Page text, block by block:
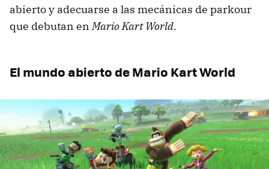
abierto y adecuarse a las mecánicas de parkour
que debutan enMario Kart World.
El mundo abierto de Mario Kart World